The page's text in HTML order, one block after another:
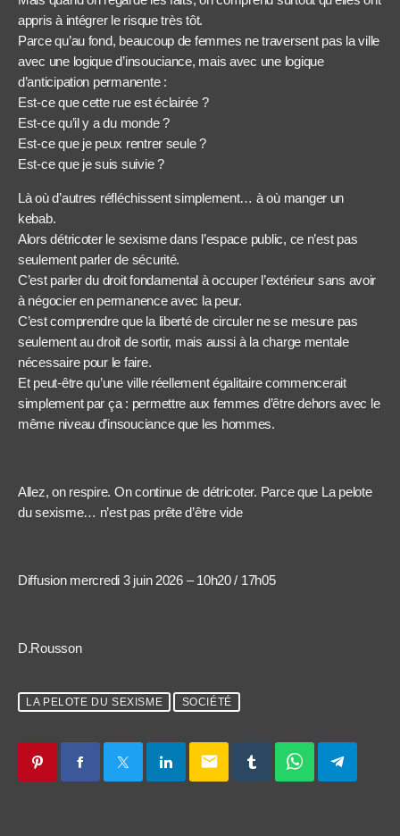
appris à intégrer le risque très tôt.
Parce qu’au fond, beaucoup de femmes ne traversent pas la ville
avec une logique d’insouciance, mais avec une logique
d’anticipation permanente :
Est-ce que cette rue est éclairée ?
Est-ce qu’il y a du monde ?
Est-ce que je peux rentrer seule ?
Est-ce que je suis suivie ?
Là où d’autres réfléchissent simplement… à où manger un
kebab.
Alors détricoter le sexisme dans l’espace public, ce n’est pas
seulement parler de sécurité.
C’est parler du droit fondamental à occuper l’extérieur sans avoir
à négocier en permanence avec la peur.
C’est comprendre que la liberté de circuler ne se mesure pas
seulement au droit de sortir, mais aussi à la charge mentale
nécessaire pour le faire.
Et peut-être qu’une ville réellement égalitaire commencerait
simplement par ça : permettre aux femmes d’être dehors avec le
même niveau d’insouciance que les hommes.
Allez, on respire. On continue de détricoter. Parce que La pelote
du sexisme… n’est pas prête d’être vide
Diffusion mercredi 3 juin 2026 – 10h20 / 17h05
D.Rousson
LA PELOTE DU SEXISME SOCIÉTÉ
email